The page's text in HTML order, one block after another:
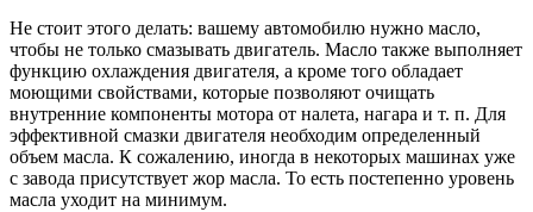
Не стоит этого делать: вашему автомобилю нужно масло,
чтобы не только смазывать двигатель. Масло также выполняет
функцию охлаждения двигателя, а кроме того обладает
моющими свойствами, которые позволяют очищать
внутренние компоненты мотора от налета, нагара и т. п. Для
эффективной смазки двигателя необходим определенный
объем масла. К сожалению, иногда в некоторых машинах уже
с завода присутствует жор масла. То есть постепенно уровень
масла уходит на минимум.